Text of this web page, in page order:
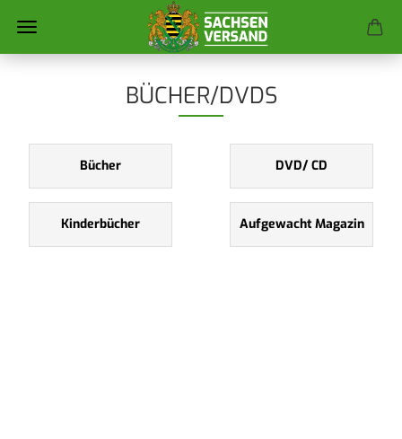
BÜCHER/DVDS
Bücher DVD/ CD
Kinderbücher Aufgewacht Magazin